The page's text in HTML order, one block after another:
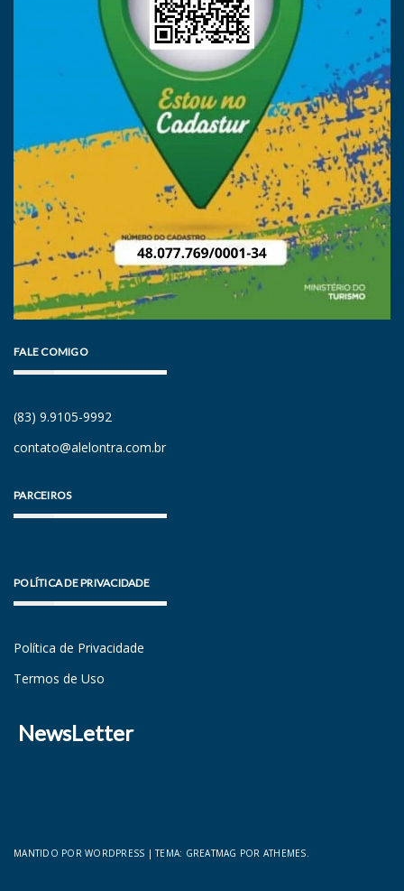
FALE COMIGO
(83) 9.9105-9992
contato@alelontra.com.br
PARCEIROS
POLÍTICA DE PRIVACIDADE
Política de Privacidade
Termos de Uso
NewsLetter
MANTIDO POR WORDPRESS |TEMA: GREATMAG POR ATHEMES.